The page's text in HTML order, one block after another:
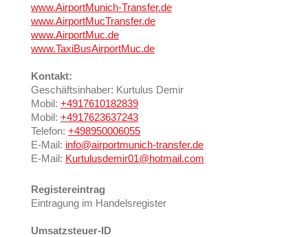
www.AirportMunich-Transfer.de
www.AirportMucTransfer.de
www.AirportMuc.de
www.TaxiBusAirportMuc.de
Kontakt:
Geschäftsinhaber: Kurtulus Demir
Mobil: +4917610182839
Mobil: +4917623637243
Telefon: +498950006055
E-Mail: info@airportmunich-transfer.de
E-Mail: Kurtulusdemir01@hotmail.com
Registereintrag
Eintragung im Handelsregister
Umsatzsteuer-ID